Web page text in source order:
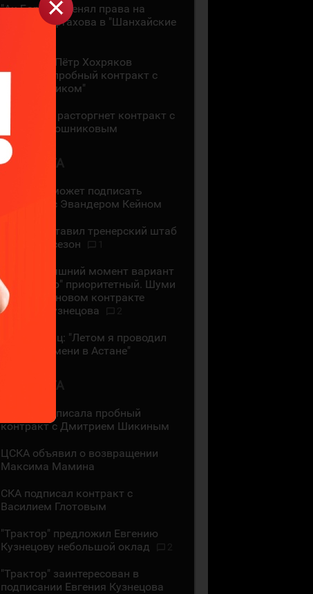
"Ак Барс" обменял права на
Амира Мифтахова в "Шанхайские
36-летний Пётр Хохряков
подписал пробный контракт с
"Нефтехимиком"
"Адмирал" расторгнет контракт с
Никитой Сошниковым
4 АВГУСТА
"Ак Барс" может подписать
контракт с Эвандером Кейном
СКА представил тренерский штаб
на новый сезон
На сегодняшний момент вариант
с "Сибирью" приоритетный. Шуми
Бабаев - о новом контракте
Евгения Кузнецова
Даррен Диц: "Летом я проводил
много времени в Астане"
3 АВГУСТА
"Лада" подписала пробный
контракт с Дмитрием Шикиным
ЦСКА объявил о возвращении
Максима Мамина
СКА подписал контракт с
Василием Глотовым
"Трактор" предложил Евгению
Кузнецову небольшой оклад
"Трактор" заинтересован в
подписании Евгения Кузнецова